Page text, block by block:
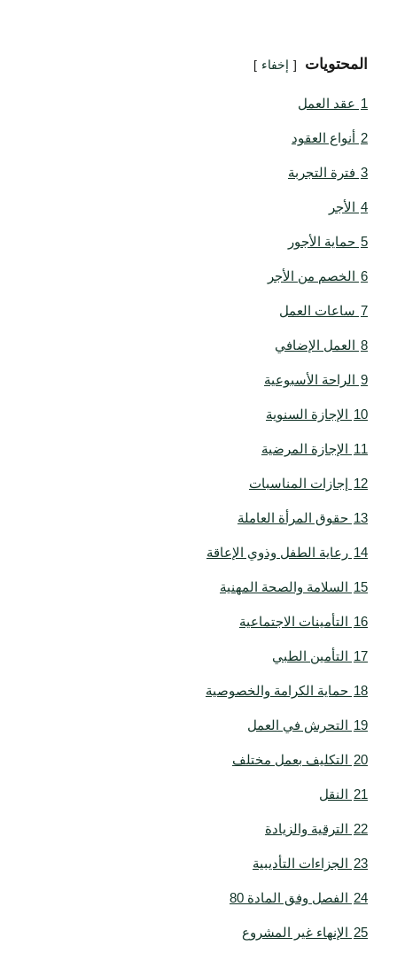
المحتويات إخفاء
1 عقد العمل
2 أنواع العقود
3 فترة التجربة
4 الأجر
5 حماية الأجور
6 الخصم من الأجر
7 ساعات العمل
8 العمل الإضافي
9 الراحة الأسبوعية
10 الإجازة السنوية
11 الإجازة المرضية
12 إجازات المناسبات
13 حقوق المرأة العاملة
14 رعاية الطفل وذوي الإعاقة
15 السلامة والصحة المهنية
16 التأمينات الاجتماعية
17 التأمين الطبي
18 حماية الكرامة والخصوصية
19 التحرش في العمل
20 التكليف بعمل مختلف
21 النقل
22 الترقية والزيادة
23 الجزاءات التأديبية
24 الفصل وفق المادة 80
25 الإنهاء غير المشروع